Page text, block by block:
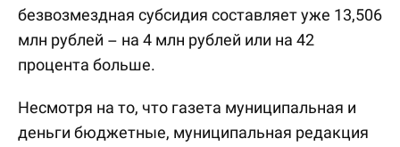
безвозмездная субсидия составляет уже 13,506
млн рублей – на 4 млн рублей или на 42
процента больше.
Несмотря на то, что газета муниципальная и
деньги бюджетные, муниципальная редакция